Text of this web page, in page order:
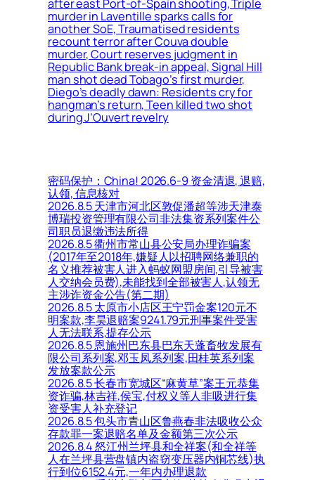
after east Port-of-Spain shooting, Triple
murder in Laventille sparks calls for
another SoE, Traumatised residents
recount terror after Couva double
murder, Court reserves judgment in
Republic Bank break-in appeal, Signal Hill
man shot dead Tobago’s first murder,
Diego’s deadly dawn: Residents cry for
hangman’s return, Teen killed two shot
during J’Ouvert revelry
密码保护：China! 2026.6-9 资金清退, 退赔,
认领, 信息核对
2026.8.5 天津市河北区敦促潘超等涉天津泰
博瑞投资管理有限公司非法集资系列案件公
司职员退缴违法所得
2026.8.5 衢州市常山县公安局办理诈骗案
(2017年至2018年,嫌疑人以招聘网络兼职的
名义推荐被害人进入蚂蚁网盟房间,引导被害
人交纳会员费),未能找到全部被害人,认领无
主涉诈资金公告(第二期)
2026.8.5 太原市小店区王宁罚金案120元不
明案款,李昊退赔案9241.79元刑事案件受害
人无法联系,提存公示
2026.8.5 恩施州巴东县巴东天蓬畜牧发展有
限公司系列案,邓玉凤系列案,田桂英系列案
发放案款公示
2026.8.5 长春市宽城区“麻黄草”案王元恭集
资诈骗,林吉祥,侯宝,付权义等人非吸进行集
资受害人补充登记
2026.8.5 包头市青山区鲁燕春非法吸收公众
存款罪一案退赔名单及金额第三次公示
2026.8.4 怒江州兰坪县和全祥案(和全祥等
人在兰坪县营盘镇内盗窃变压器内铜芯线)执
行到位6152.4元,一年内办理退款